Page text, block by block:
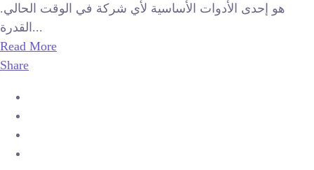
هو إحدى الأدوات الأساسية لأي شركة في الوقت الحالي.
القدرة...
Read More
Share